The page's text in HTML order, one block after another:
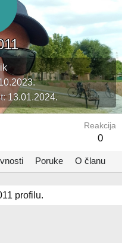
13.01.2024.
Reakcija
0
Poruke O članu
profilu.